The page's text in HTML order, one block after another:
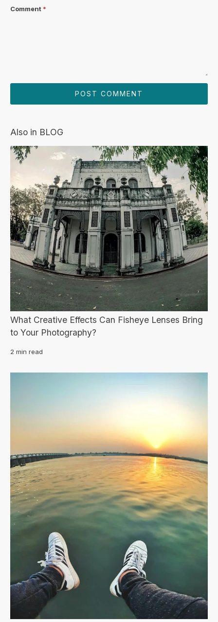
Comment *
Also in BLOG
What Creative Effects Can Fisheye Lenses Bring
to Your Photography?
2 min read